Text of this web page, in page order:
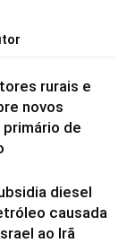
rurais e
novos
de
diesel
causada
ao Irã